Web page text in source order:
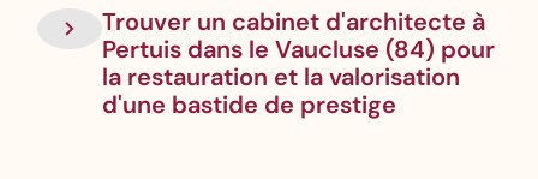
Trouver un cabinet d'architecte à
Pertuis dans le Vaucluse (84) pour
la restauration et la valorisation
d'une bastide de prestige